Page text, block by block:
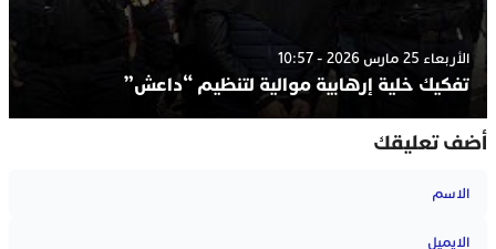
الأربعاء 25 مارس 2026 - 10:57
تفكيك خلية إرهابية موالية لتنظيم “داعش”
أضف تعليقك